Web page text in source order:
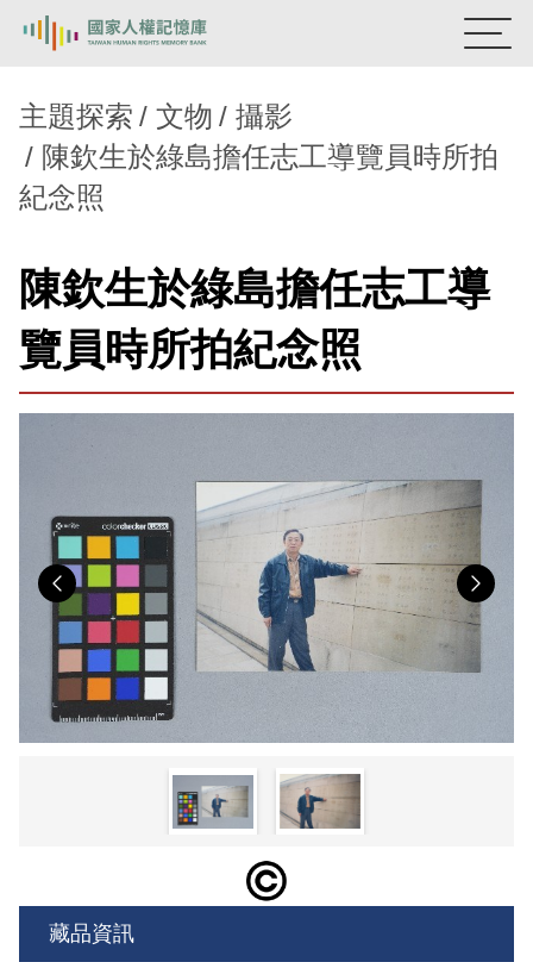
熱門關鍵字：陳孟和 李舜治 鹿窟事件
安康接待室
新生訓導處
背景知識
關於我們
主題探索 文物
攝影
陳欽生於綠島擔任志工導覽員時所拍
紀念照
陳欽生於綠島擔任志工導
覽員時所拍紀念照
Previous
藏品資訊